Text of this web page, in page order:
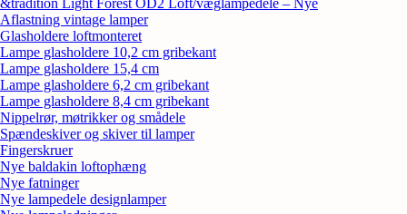
&tradition Light Forest OD2 Loft/væglampedele – Nye
Aflastning vintage lamper
Glasholdere loftmonteret
Lampe glasholdere 10,2 cm gribekant
Lampe glasholdere 15,4 cm
Lampe glasholdere 6,2 cm gribekant
Lampe glasholdere 8,4 cm gribekant
Nippelrør, møtrikker og smådele
Spændeskiver og skiver til lamper
Fingerskruer
Nye baldakin loftophæng
Nye fatninger
Nye lampedele designlamper